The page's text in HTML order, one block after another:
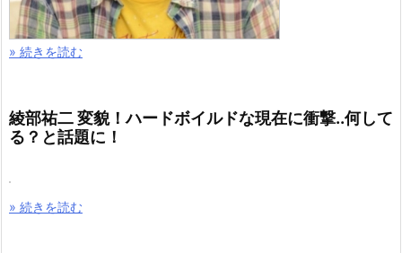
» 続きを読む
綾部祐二 変貌！ハードボイルドな現在に衝撃..何して
る？と話題に！
» 続きを読む